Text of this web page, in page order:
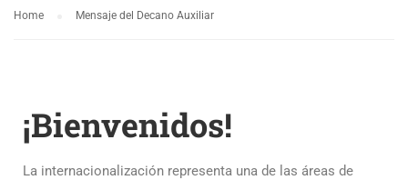
Home Mensaje del Decano Auxiliar
¡Bienvenidos!
La internacionalización representa una de las áreas de